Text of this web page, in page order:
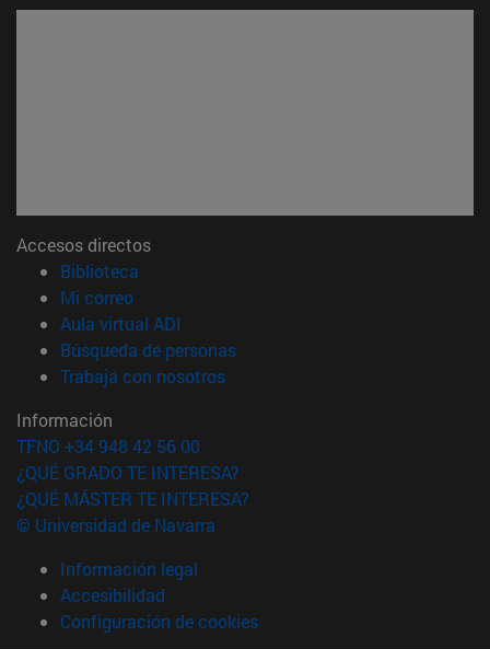
Accesos directos
Biblioteca
Mi correo(abre en nueva ventana)
Aula virtual ADI
Búsqueda de personas(abre en nueva ventana)
Trabaja con nosotros(abre en nueva ventana)
Información
TFNO +34 948 42 56 00
¿QUÉ GRADO TE INTERESA?
¿QUÉ MÁSTER TE INTERESA?
© Universidad de Navarra
Información legal
Accesibilidad
Configuración de cookies